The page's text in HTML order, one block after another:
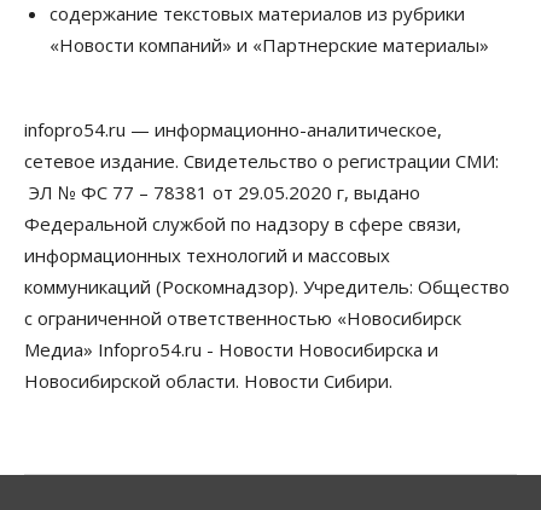
07 Августа 2026, 14:00
07 Августа 2026, 13:55
Авто Общество
Треть автовладельцев в Новосибирской области
«поставили машины на прикол»
07 Августа 2026, 13:00
Власть
Школы, библиотеки, пешеходные тротуары:
депутаты Госдумы контролируют работы на
социальных объектах
07 Августа 2026, 12:35
Синоптики рассказали о погоде в Новосибирске
содержание текстовых материалов из рубрики
«Новости компаний» и «Партнерские материалы»
infopro54.ru — информационно-аналитическое,
сетевое издание. Свидетельство о регистрации СМИ:
ЭЛ № ФС 77 – 78381 от 29.05.2020 г, выдано
Федеральной службой по надзору в сфере связи,
информационных технологий и массовых
коммуникаций (Роскомнадзор). Учредитель: Общество
с ограниченной ответственностью «Новосибирск
Медиа» Infopro54.ru - Новости Новосибирска и
Новосибирской области. Новости Сибири.